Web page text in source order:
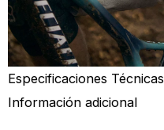
Especificaciones Técnicas
Información adicional